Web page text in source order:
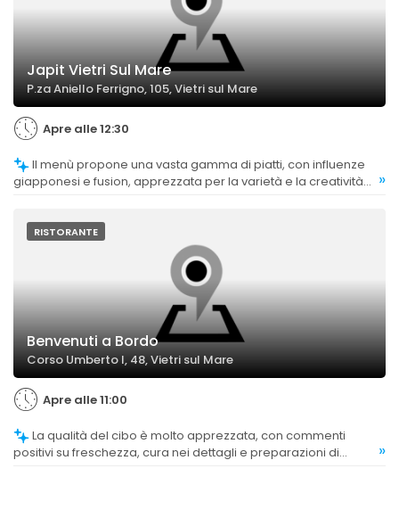
Japit Vietri Sul Mare
P.za Aniello Ferrigno, 105, Vietri sul Mare
Apre alle 12:30
giapponesi e fusion, apprezzata per la varietà e la creatività
»
RISTORANTE
Benvenuti a Bordo
Corso Umberto I, 48, Vietri sul Mare
Apre alle 11:00
positivi su freschezza, cura nei dettagli e preparazioni di
»